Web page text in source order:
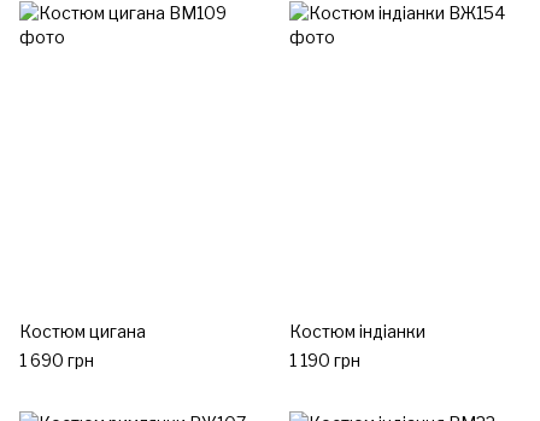
Костюм цигана
1 690 грн
Костюм індіанки
1 190 грн